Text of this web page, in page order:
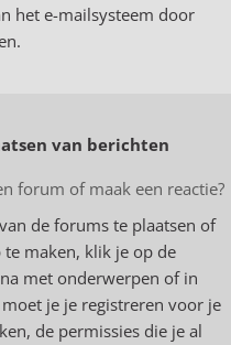
het e-mailsysteem door
van berichten
forum of maak een reactie?
de forums te plaatsen of
maken, klik je op de
met onderwerpen of in
je je registreren voor je
de permissies die je al